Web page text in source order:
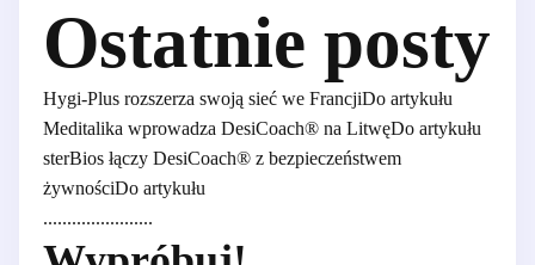
Ostatnie posty
Hygi-Plus rozszerza swoją sieć we FrancjiDo artykułu
Meditalika wprowadza DesiCoach® na LitwęDo artykułu
sterBios łączy DesiCoach® z bezpieczeństwem
żywnościDo artykułu
.......................